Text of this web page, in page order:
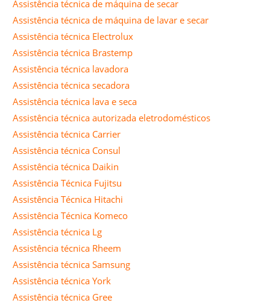
Assistência técnica de máquina de secar
Assistência técnica de máquina de lavar e secar
Assistência técnica Electrolux
Assistência técnica Brastemp
Assistência técnica lavadora
Assistência técnica secadora
Assistência técnica lava e seca
Assistência técnica autorizada eletrodomésticos
Assistência técnica Carrier
Assistência técnica Consul
Assistência técnica Daikin
Assistência Técnica Fujitsu
Assistência Técnica Hitachi
Assistência Técnica Komeco
Assistência técnica Lg
Assistência técnica Rheem
Assistência técnica Samsung
Assistência técnica York
Assistência técnica Gree